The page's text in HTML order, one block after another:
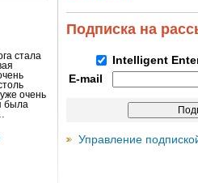
стала
очень
была
Подписка на
Intelligent
E-mail
Управление